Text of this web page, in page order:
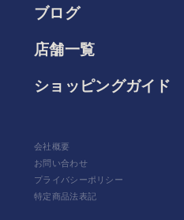
ブログ
店舗一覧
ショッピングガイド
会社概要
お問い合わせ
プライバシーポリシー
特定商品法表記